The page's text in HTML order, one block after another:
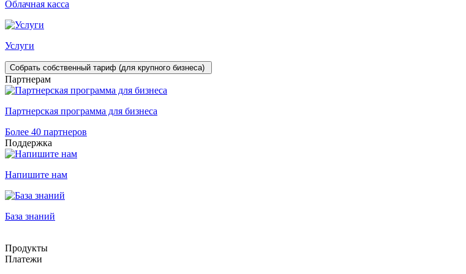
Облачная касса
Услуги
Собрать собственный тариф (для крупного бизнеса)
Партнерам
Партнерская программа для бизнеса
Более 40 партнеров
Поддержка
Напишите нам
База знаний
Продукты
Платежи